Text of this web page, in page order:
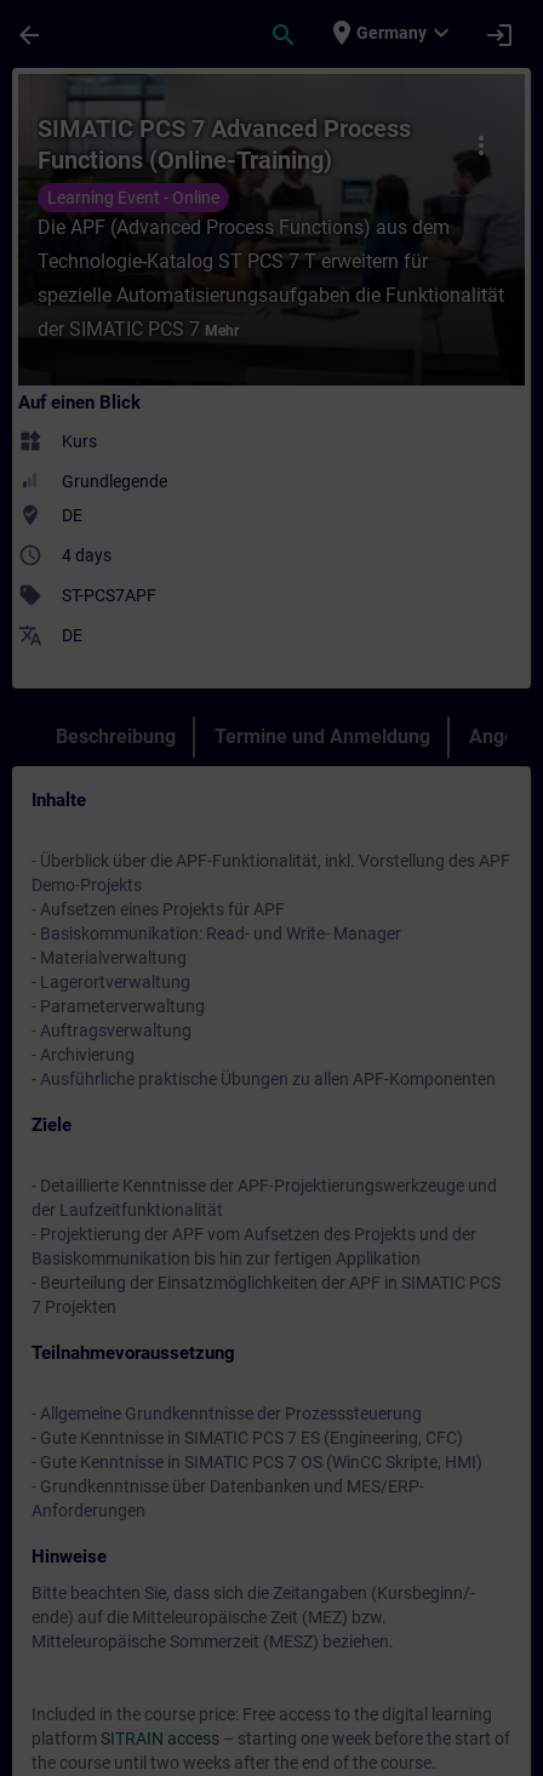
arrow_back search place Germany expand_more login
Kurs - SIMATIC PCS 7 Advanced
more_vert
SIMATIC PCS 7 Advanced Process
Functions (Online-Training)
Learning Event - Online
Die APF (Advanced Process Functions) aus dem
Technologie-Katalog ST PCS 7 T erweitern für
spezielle Automatisierungsaufgaben die Funktionalität
der SIMATIC PCS 7 Mehr
Auf einen Blick
widgets Kurs
Grundlegende
where_to_vote DE
access_time 4 days
sell ST-PCS7APF
translate DE
Beschreibung Termine und Anmeldung Angebot
Inhalte
- Überblick über die APF-Funktionalität, inkl. Vorstellung des APF
Demo-Projekts
- Aufsetzen eines Projekts für APF
- Basiskommunikation: Read- und Write- Manager
- Materialverwaltung
- Lagerortverwaltung
- Parameterverwaltung
- Auftragsverwaltung
- Archivierung
- Ausführliche praktische Übungen zu allen APF-Komponenten
Ziele
- Detaillierte Kenntnisse der APF-Projektierungswerkzeuge und
der Laufzeitfunktionalität
- Projektierung der APF vom Aufsetzen des Projekts und der
Basiskommunikation bis hin zur fertigen Applikation
- Beurteilung der Einsatzmöglichkeiten der APF in SIMATIC PCS
7 Projekten
Teilnahmevoraussetzung
- Allgemeine Grundkenntnisse der Prozesssteuerung
- Gute Kenntnisse in SIMATIC PCS 7 ES (Engineering, CFC)
- Gute Kenntnisse in SIMATIC PCS 7 OS (WinCC Skripte, HMI)
- Grundkenntnisse über Datenbanken und MES/ERP-
Anforderungen
Hinweise
Bitte beachten Sie, dass sich die Zeitangaben (Kursbeginn/-
ende) auf die Mitteleuropäische Zeit (MEZ) bzw.
Mitteleuropäische Sommerzeit (MESZ) beziehen.
Included in the course price: Free access to the digital learning
platform SITRAIN access – starting one week before the start of
the course until two weeks after the end of the course.